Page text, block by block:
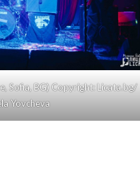
Sofia, BG) Copyright: Licata.bg/
Yovcheva